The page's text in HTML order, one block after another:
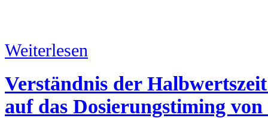
Weiterlesen
Verständnis der
auf das Dosierungstiming